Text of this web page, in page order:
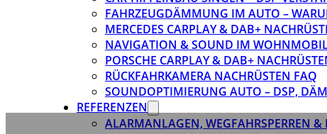
FAHRZEUGDÄMMUNG IM AUTO –
MERCEDES CARPLAY & DAB+
NAVIGATION & SOUND IM
PORSCHE CARPLAY & DAB+
RÜCKFAHRKAMERA NACHRÜSTEN FAQ
SOUNDOPTIMIERUNG AUTO – DSP,
REFERENZEN
ALARMANLAGEN, WEGFAHRSPERREN &